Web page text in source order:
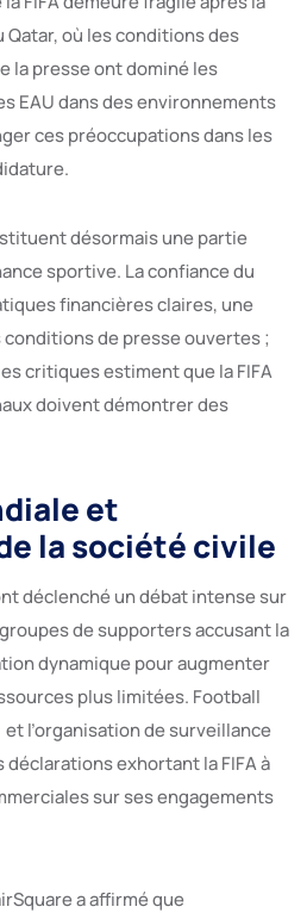
Qatar, où les conditions des
la presse ont dominé les
EAU dans des environnements
ces préoccupations dans les
désormais une partie
sportive. La confiance du
financières claires, une
de presse ouvertes ;
critiques estiment que la FIFA
doivent démontrer des
et
la société civile
déclenché un débat intense sur
de supporters accusant la
dynamique pour augmenter
plus limitées. Football
l’organisation de surveillance
exhortant la FIFA à
sur ses engagements
a affirmé que